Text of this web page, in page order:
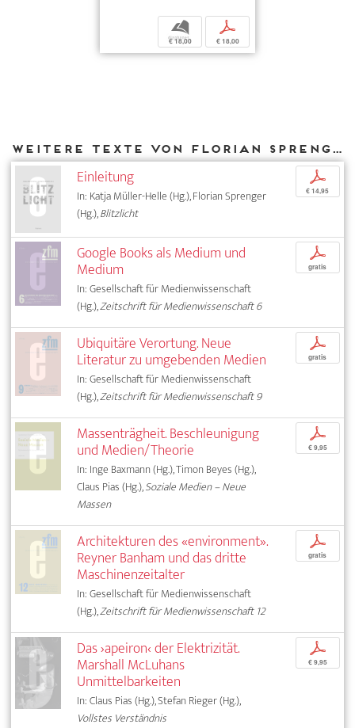
b
€ 18,00
p
€ 18,00
Weitere Texte von Florian Sprenger bei DIAPHANES
Einleitung
In: Katja Müller-Helle (Hg.), Florian Sprenger
(Hg.),Blitzlicht
p
€ 14,95
Google Books als Medium und
Medium
In: Gesellschaft für Medienwissenschaft
(Hg.),Zeitschrift für Medienwissenschaft 6
p
gratis
Ubiquitäre Verortung. Neue
Literatur zu umgebenden Medien
In: Gesellschaft für Medienwissenschaft
(Hg.),Zeitschrift für Medienwissenschaft 9
p
gratis
Massenträgheit. Beschleunigung
und Medien/Theorie
In: Inge Baxmann (Hg.), Timon Beyes (Hg.),
Claus Pias (Hg.),Soziale Medien – Neue
Massen
p
€ 9,95
Architekturen des «environment».
Reyner Banham und das dritte
Maschinenzeitalter
In: Gesellschaft für Medienwissenschaft
(Hg.),Zeitschrift für Medienwissenschaft 12
p
gratis
Das ›apeiron‹ der Elektrizität.
Marshall McLuhans
Unmittelbarkeiten
In: Claus Pias (Hg.), Stefan Rieger (Hg.),
Vollstes Verständnis
p
€ 9,95